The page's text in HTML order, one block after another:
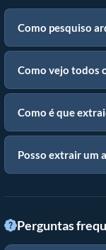
Como pesquiso
Como vejo todos
Como é que
Posso extrair um
Perguntas